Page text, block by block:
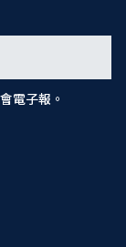
電子報。